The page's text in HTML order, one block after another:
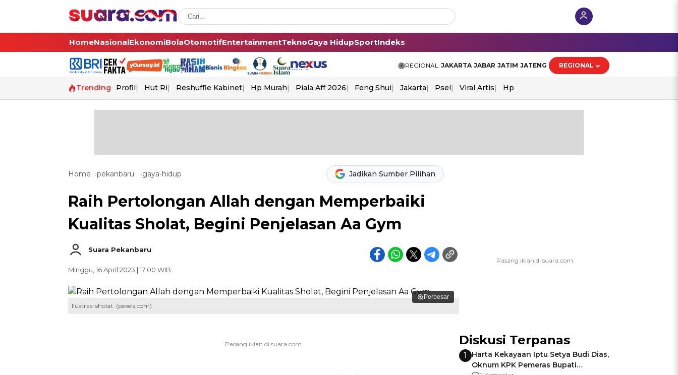
HomeNasionalEkonomiBolaOtomotifEntertainmentTeknoGaya HidupSportIndeks
REGIONAL: JAKARTA JABAR JATIM JATENG REGIONAL
Trending Profil Hut Ri Reshuffle Kabinet Hp Murah Piala Aff 2026 Feng Shui Jakarta Psel Viral Artis Hp
Home pekanbaru gaya-hidup Jadikan Sumber Pilihan
Raih Pertolongan Allah dengan Memperbaiki
Kualitas Sholat, Begini Penjelasan Aa Gym
Suara Pekanbaru
Minggu, 16 April 2023 | 17:00 WIB
Perbesar
Ilustrasi sholat. (pexels.com)
Diskusi Terpanas
1
Harta Kekayaan Iptu Setya Budi Dias,
Oknum KPK Pemeras Bupati